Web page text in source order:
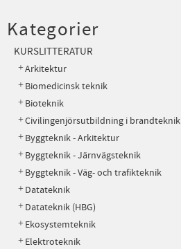
Kategorier
KURSLITTERATUR
Arkitektur
Biomedicinsk teknik
Bioteknik
Civilingenjörsutbildning i brandteknik
Byggteknik - Arkitektur
Byggteknik - Järnvägsteknik
Byggteknik - Väg- och trafikteknik
Datateknik
Datateknik (HBG)
Ekosystemteknik
Elektroteknik